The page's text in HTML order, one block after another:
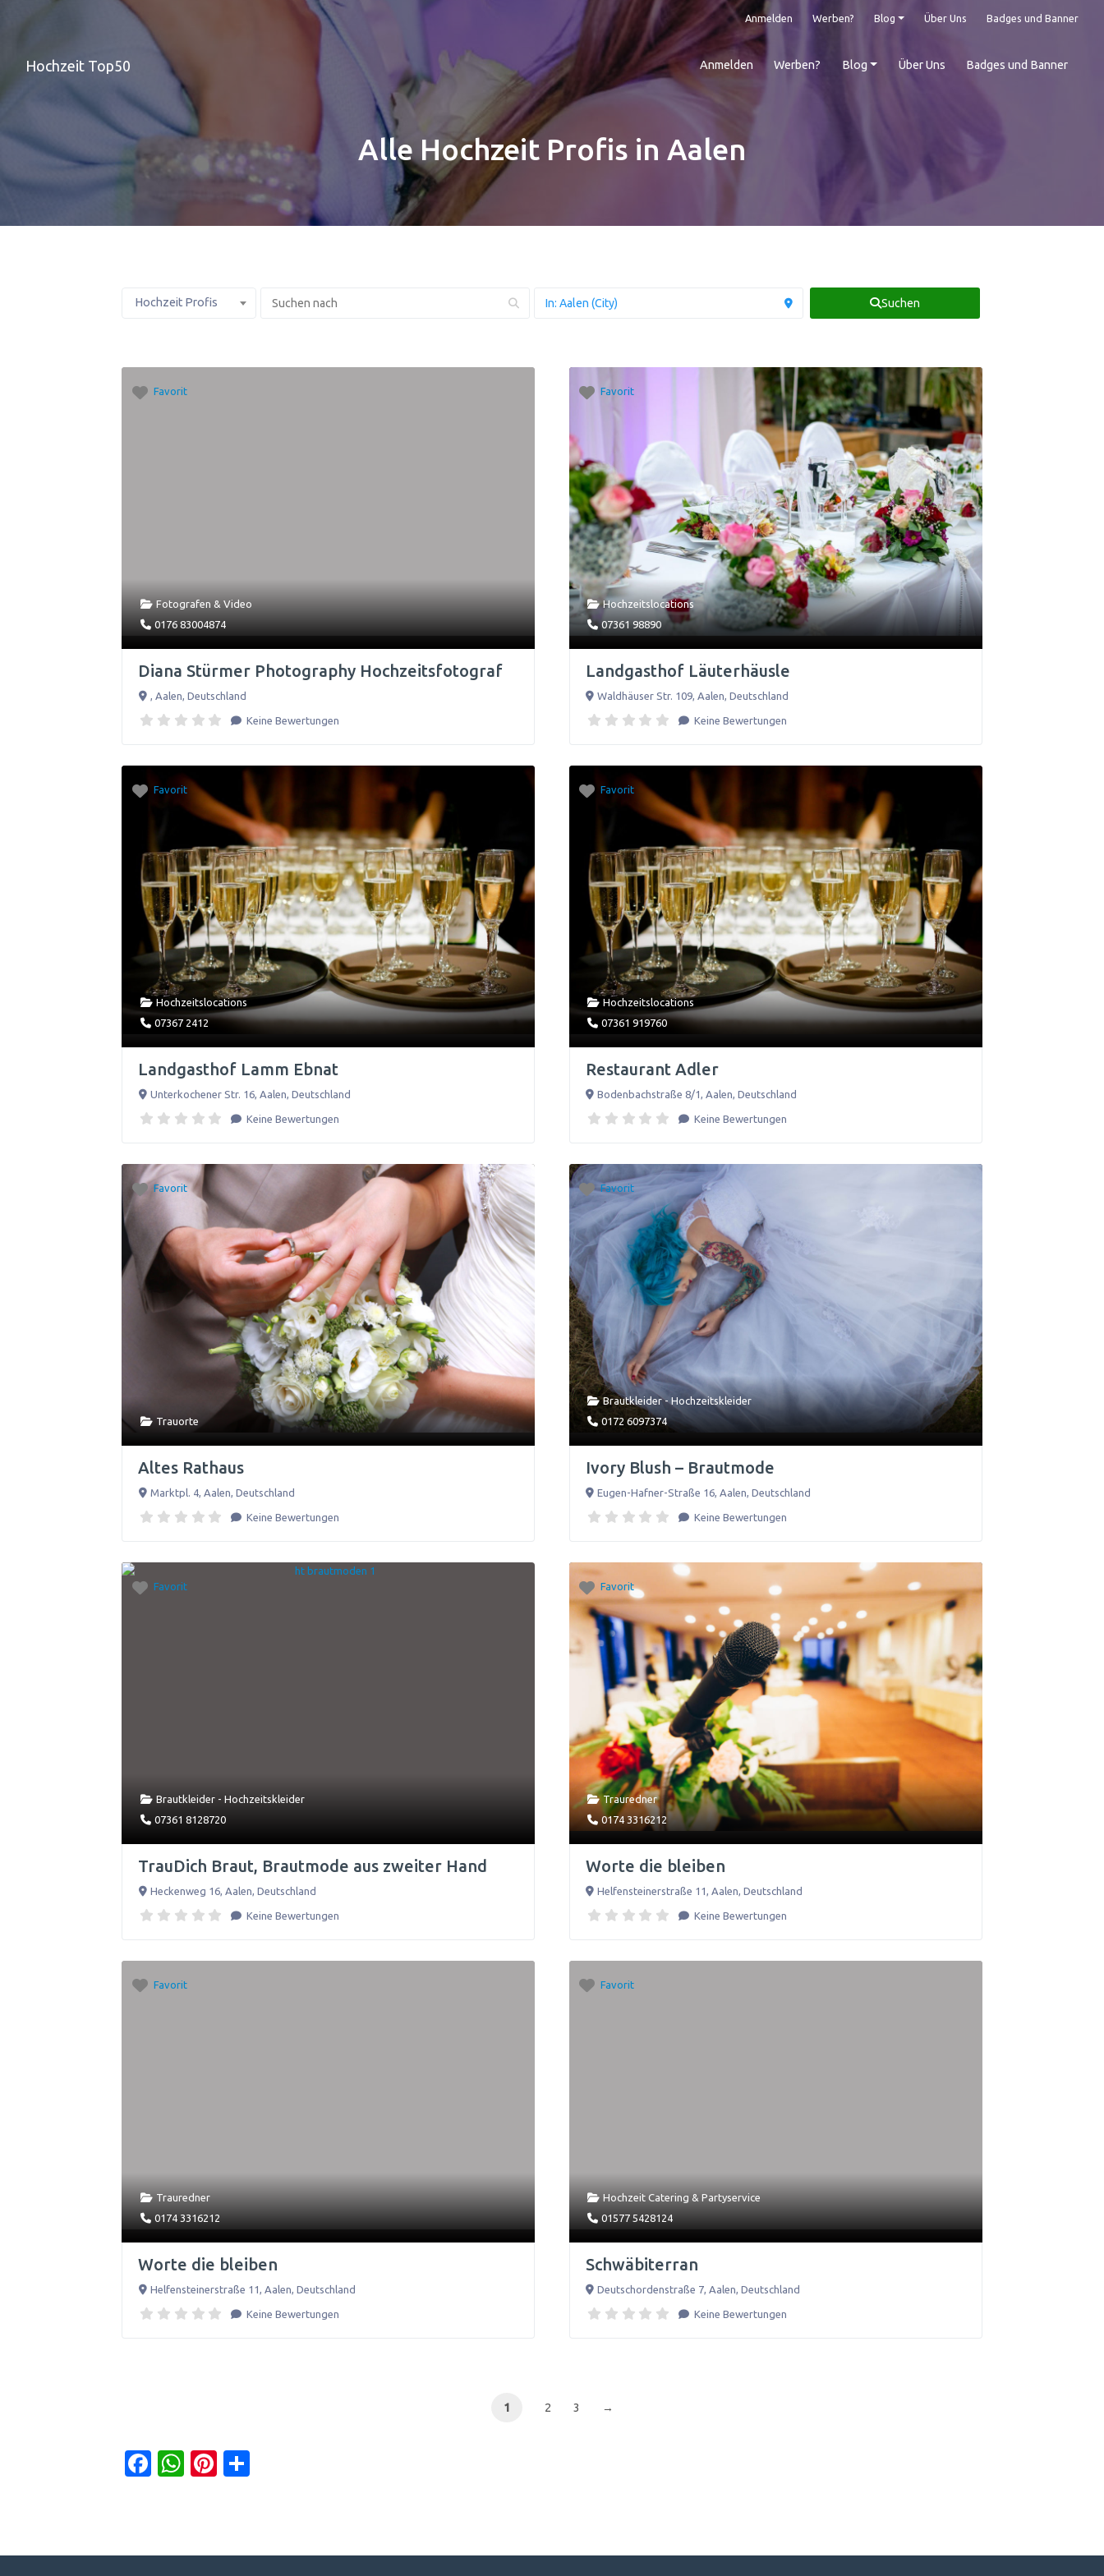
Anmelden Werben? Blog Über Uns Badges und Banner
Hochzeit Top50 Anmelden Werben? Blog Über Uns Badges und Banner
Alle Hochzeit Profis in Aalen
Hochzeit Profis Suchen
Favorit
Fotografen & Video
0176 83004874
Diana Stürmer Photography Hochzeitsfotograf
, Aalen, Deutschland
Keine Bewertungen
Favorit
Hochzeitslocations
07361 98890
Landgasthof Läuterhäusle
Waldhäuser Str. 109,Aalen,Deutschland
Keine Bewertungen
Favorit
Hochzeitslocations
07367 2412
Landgasthof Lamm Ebnat
Unterkochener Str. 16, Aalen, Deutschland
Keine Bewertungen
Favorit
Hochzeitslocations
07361 919760
Restaurant Adler
Bodenbachstraße 8/1,Aalen,Deutschland
Keine Bewertungen
Favorit
Trauorte
Altes Rathaus
Marktpl. 4, Aalen, Deutschland
Keine Bewertungen
Favorit
Brautkleider - Hochzeitskleider
0172 6097374
Ivory Blush – Brautmode
Eugen-Hafner-Straße 16,Aalen,Deutschland
Keine Bewertungen
Favorit
Brautkleider - Hochzeitskleider
07361 8128720
TrauDich Braut, Brautmode aus zweiter Hand
Heckenweg 16, Aalen, Deutschland
Keine Bewertungen
Favorit
Trauredner
0174 3316212
Worte die bleiben
Helfensteinerstraße 11,Aalen,Deutschland
Keine Bewertungen
Favorit
Trauredner
0174 3316212
Worte die bleiben
Helfensteinerstraße 11, Aalen, Deutschland
Keine Bewertungen
Favorit
Hochzeit Catering & Partyservice
01577 5428124
Schwäbiterran
Deutschordenstraße 7,Aalen,Deutschland
Keine Bewertungen
1 2 3 →
Facebook
WhatsApp
Pinterest